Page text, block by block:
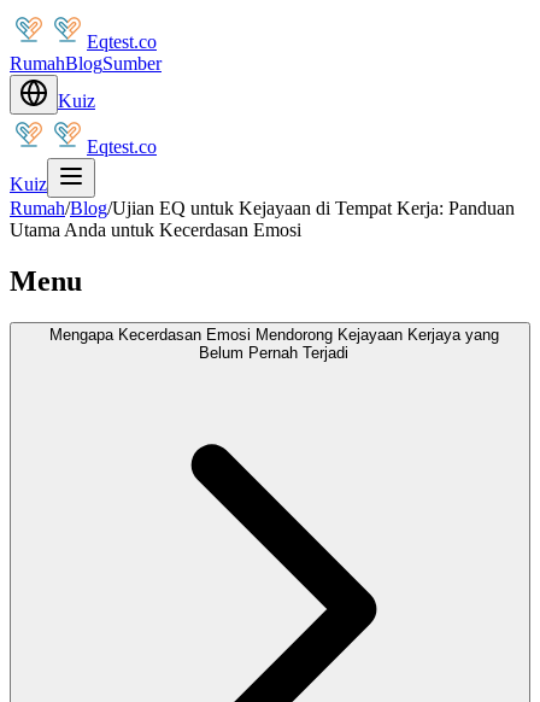
Eqtest.co
RumahBlogSumber
Kuiz
Eqtest.co
Kuiz
Rumah/Blog/Ujian EQ untuk Kejayaan di Tempat Kerja: Panduan
Utama Anda untuk Kecerdasan Emosi
Menu
Mengapa Kecerdasan Emosi Mendorong Kejayaan Kerjaya yang
Belum Pernah Terjadi